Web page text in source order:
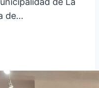
de…